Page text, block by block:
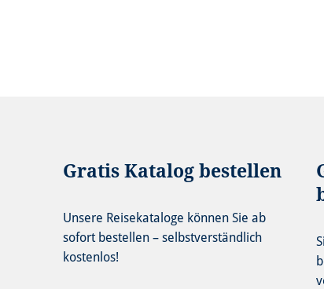
Gratis Katalog bestellen
Unsere Reisekataloge können Sie ab
sofort bestellen – selbstverständlich
kostenlos!